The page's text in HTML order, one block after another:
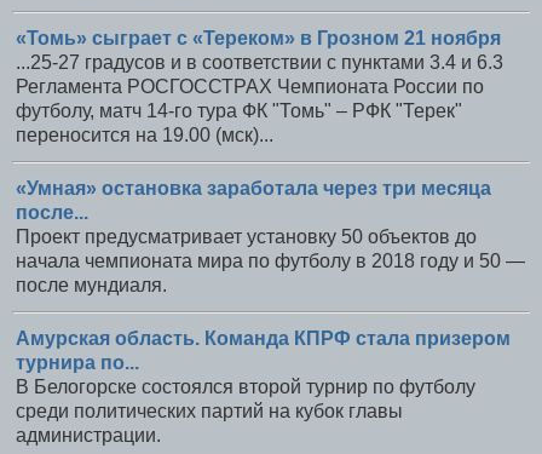
«Томь» сыграет с «Тереком» в Грозном 21 ноября
...25-27 градусов и в соответствии с пунктами 3.4 и 6.3
Регламента РОСГОССТРАХ Чемпионата России по
футболу, матч 14-го тура ФК "Томь" – РФК "Терек"
переносится на 19.00 (мск)...
«Умная» остановка заработала через три месяца
после...
Проект предусматривает установку 50 объектов до
начала чемпионата мира по футболу в 2018 году и 50 —
после мундиаля.
Амурская область. Команда КПРФ стала призером
турнира по...
В Белогорске состоялся второй турнир по футболу
среди политических партий на кубок главы
администрации.